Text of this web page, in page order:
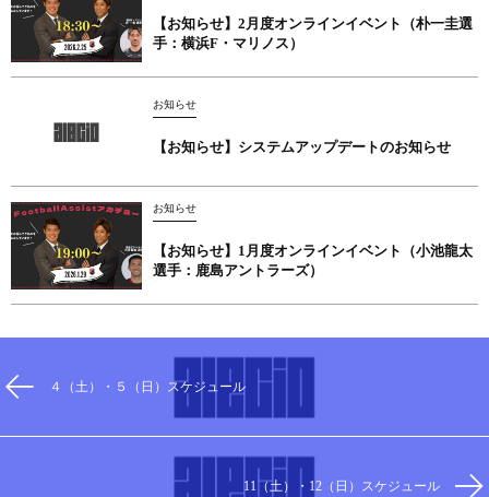
【お知らせ】2月度オンラインイベント（朴一圭選
手：横浜F・マリノス）
お知らせ
【お知らせ】システムアップデートのお知らせ
お知らせ
【お知らせ】1月度オンラインイベント（小池龍太
選手：鹿島アントラーズ）
４（土）・５（日）スケジュール
11（土）・12（日）スケジュール